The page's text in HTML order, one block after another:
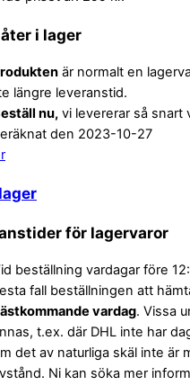
i lager
är normalt en
längre leveranstid.
nu, vi levererar så snart
den 2023-10-27
för lagervaror
beställning vardagar före
fall beställningen att
vardag. Vissa
t.ex. där DHL inte har
det av naturliga skäl inte är
Ni kan söka mer